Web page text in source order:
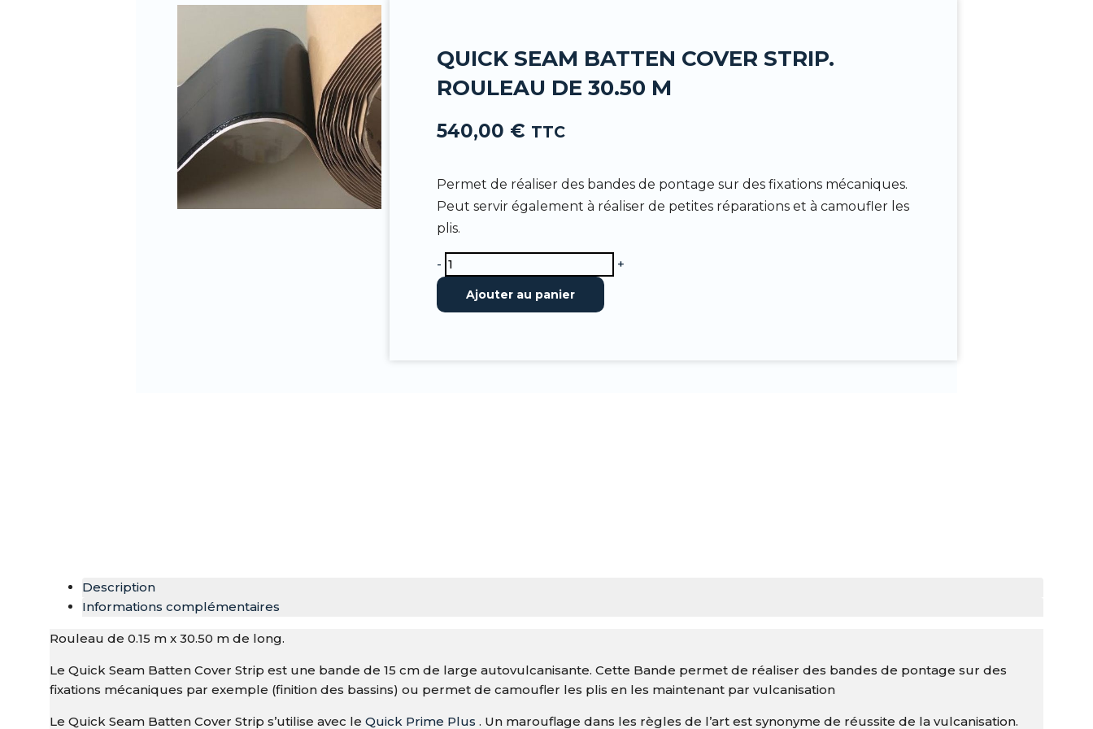
f
QUICK SEAM BATTEN COVER STRIP.
ROULEAU DE 30.50 M
540,00 € TTC
Permet de réaliser des bandes de pontage sur des fixations mécaniques.
Peut servir également à réaliser de petites réparations et à camoufler les
plis.
- quantité
de
Quick
+
Ajouter au panier
Description
Informations complémentaires
Rouleau de 0.15 m x 30.50 m de long.
Le Quick Seam Batten Cover Strip est une bande de 15 cm de large autovulcanisante. Cette Bande permet de réaliser des bandes de pontage sur des
fixations mécaniques par exemple (finition des bassins) ou permet de camoufler les plis en les maintenant par vulcanisation
Le Quick Seam Batten Cover Strip s’utilise avec leQuick Prime Plus . Un marouflage dans les règles de l’art est synonyme de réussite de la vulcanisation.